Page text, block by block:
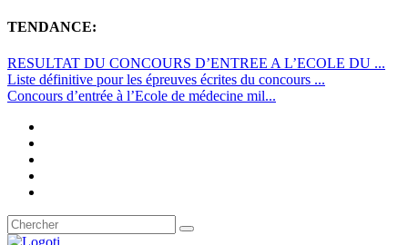
TENDANCE:
RESULTAT DU CONCOURS D’ENTREE A L’ECOLE DU ...
Liste définitive pour les épreuves écrites du concours ...
Concours d’entrée à l’Ecole de médecine mil...